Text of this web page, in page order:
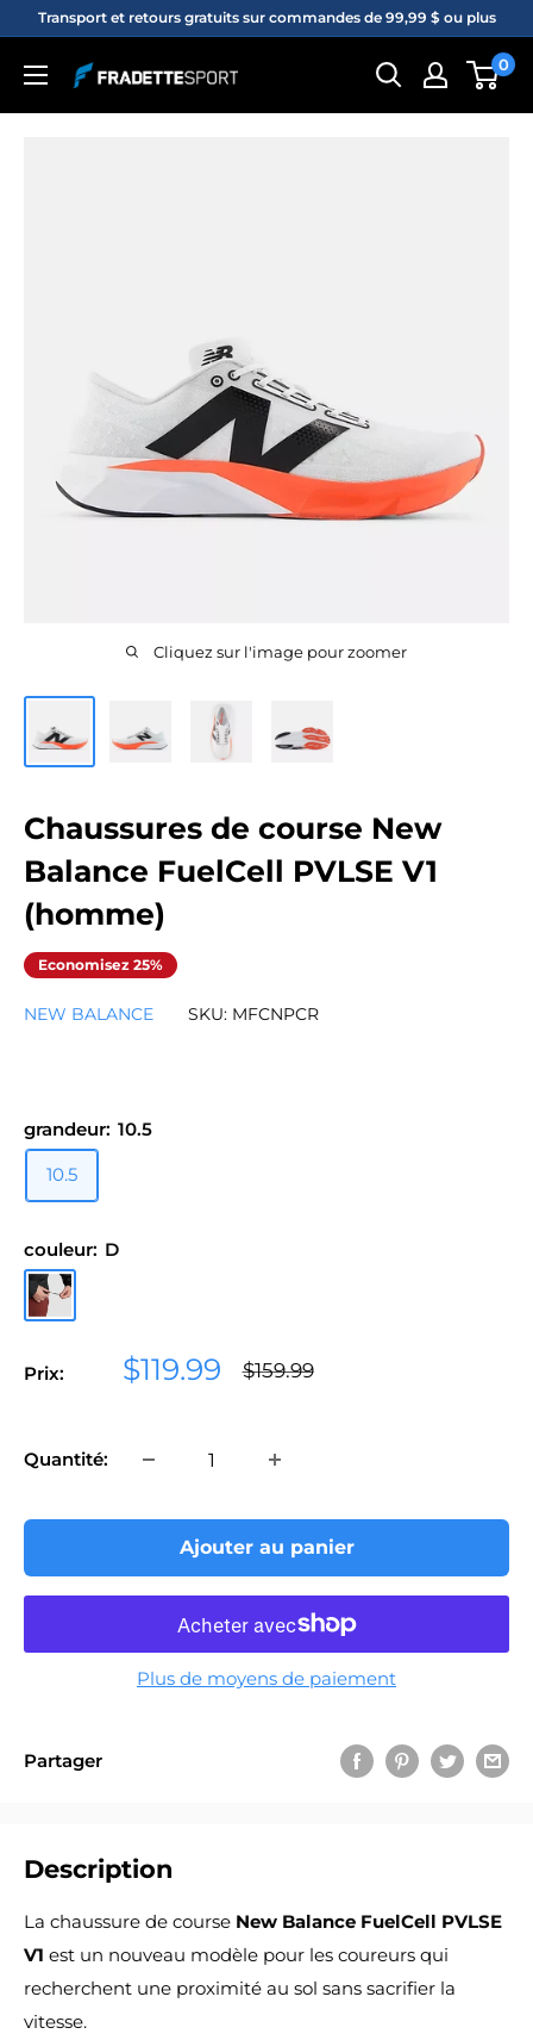
Passer
contenu
Transport et retours gratuits sur commandes de 99,99 $ ou plus
Fradette
sport
0
Cliquez sur l'image pour zoomer
Chaussures de course New
Balance FuelCell PVLSE V1
(homme)
Economisez 25%
NEW BALANCE SKU: MFCNPCR
grandeur: 10.5
10.5
couleur: D
D
Prix:
Prix
$119.99
Prix
$159.99
Quantité:
Ajouter au panier
Plus de moyens de paiement
Partager
Description
La chaussure de course New Balance FuelCell PVLSE
V1 est un nouveau modèle pour les coureurs qui
recherchent une proximité au sol sans sacrifier la
vitesse.